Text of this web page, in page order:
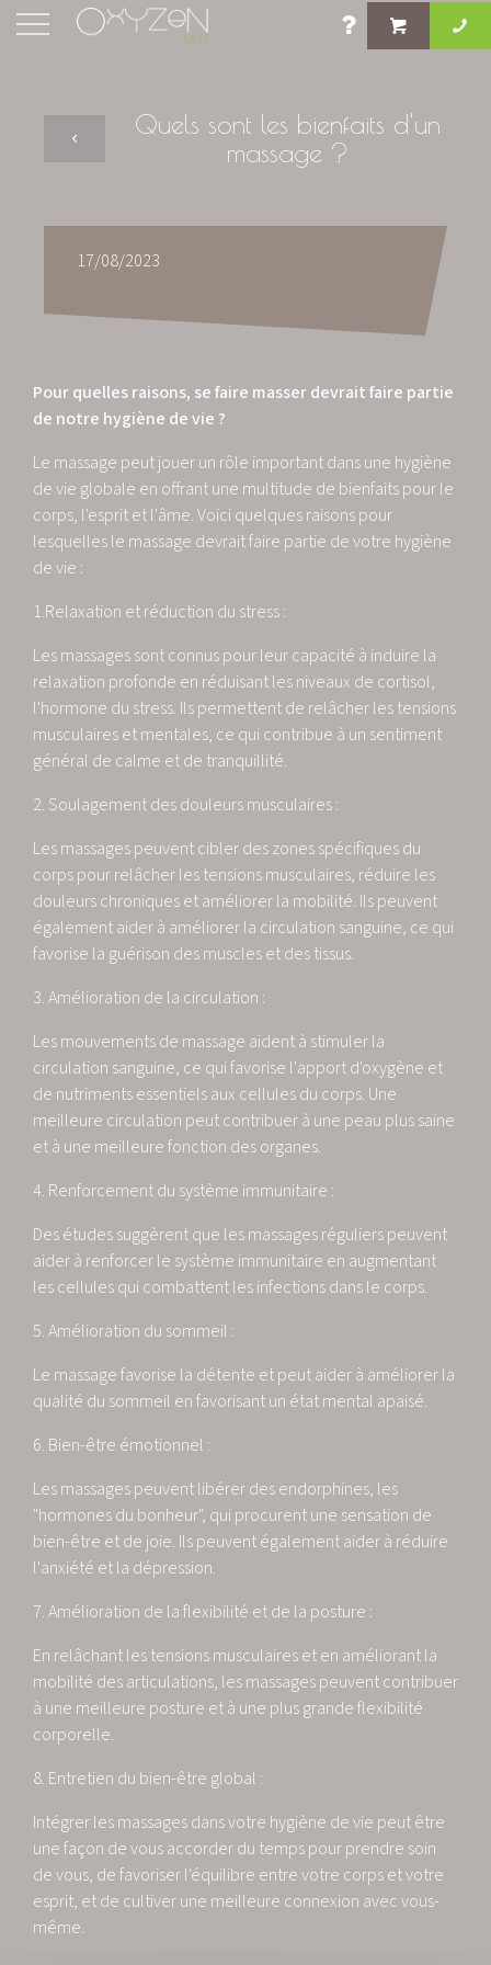
Quels sont les bienfaits d'un
massage ?
17/08/2023
Pour quelles raisons, se faire masser devrait faire partie
de notre hygiène de vie ?
Le massage peut jouer un rôle important dans une hygiène
de vie globale en offrant une multitude de bienfaits pour le
corps, l'esprit et l'âme. Voici quelques raisons pour
lesquelles le massage devrait faire partie de votre hygiène
de vie :
1.Relaxation et réduction du stress :
Les massages sont connus pour leur capacité à induire la
relaxation profonde en réduisant les niveaux de cortisol,
l'hormone du stress. Ils permettent de relâcher les tensions
musculaires et mentales, ce qui contribue à un sentiment
général de calme et de tranquillité.
2. Soulagement des douleurs musculaires :
Les massages peuvent cibler des zones spécifiques du
corps pour relâcher les tensions musculaires, réduire les
douleurs chroniques et améliorer la mobilité. Ils peuvent
également aider à améliorer la circulation sanguine, ce qui
favorise la guérison des muscles et des tissus.
3. Amélioration de la circulation :
Les mouvements de massage aident à stimuler la
circulation sanguine, ce qui favorise l'apport d'oxygène et
de nutriments essentiels aux cellules du corps. Une
meilleure circulation peut contribuer à une peau plus saine
et à une meilleure fonction des organes.
4. Renforcement du système immunitaire :
Des études suggèrent que les massages réguliers peuvent
aider à renforcer le système immunitaire en augmentant
les cellules qui combattent les infections dans le corps.
5. Amélioration du sommeil :
Le massage favorise la détente et peut aider à améliorer la
qualité du sommeil en favorisant un état mental apaisé.
6. Bien-être émotionnel :
Les massages peuvent libérer des endorphines, les
"hormones du bonheur", qui procurent une sensation de
bien-être et de joie. Ils peuvent également aider à réduire
l'anxiété et la dépression.
7. Amélioration de la flexibilité et de la posture :
En relâchant les tensions musculaires et en améliorant la
mobilité des articulations, les massages peuvent contribuer
à une meilleure posture et à une plus grande flexibilité
corporelle.
8. Entretien du bien-être global :
Intégrer les massages dans votre hygiène de vie peut être
une façon de vous accorder du temps pour prendre soin
de vous, de favoriser l'équilibre entre votre corps et votre
esprit, et de cultiver une meilleure connexion avec vous-
même.